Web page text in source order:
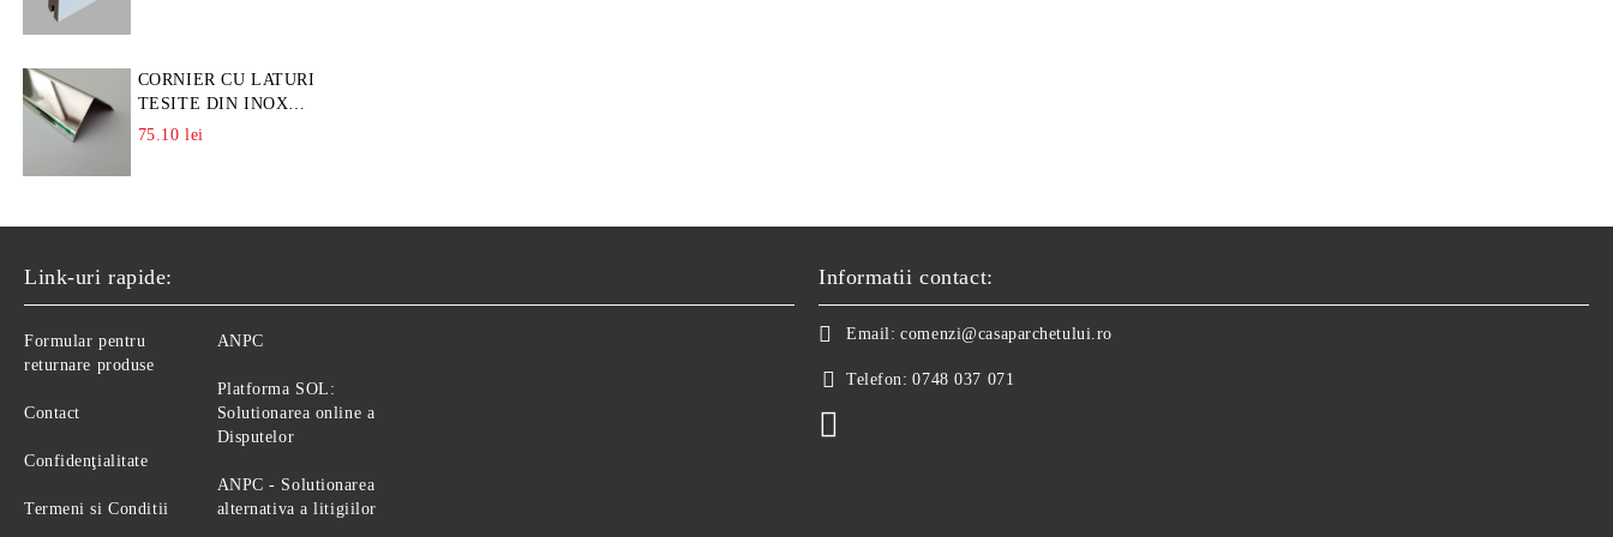
CORNIER CU LATURI
TESITE DIN INOX
L=A=25MM
75.10 lei
Link-uri rapide:
Formular pentru
returnare produse
Contact
Confidenţialitate
Termeni si Conditii
ANPC
Platforma SOL:
Solutionarea online a
Disputelor
ANPC - Solutionarea
alternativa a litigiilor
Informatii contact:
Email: comenzi@casaparchetului.ro
Telefon: 0748 037 071